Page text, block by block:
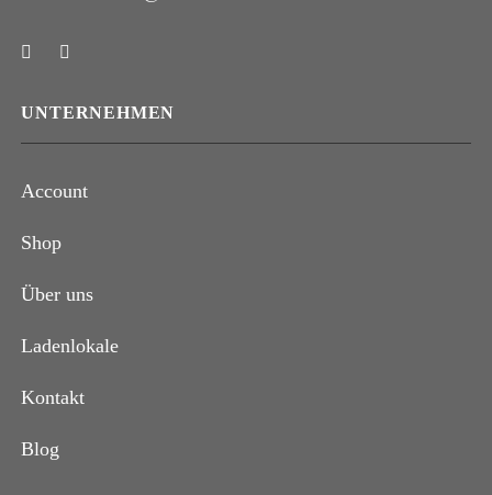
UNTERNEHMEN
Account
Shop
Über uns
Ladenlokale
Kontakt
Blog